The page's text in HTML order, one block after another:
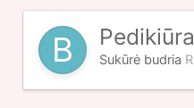
Sukūrė budria